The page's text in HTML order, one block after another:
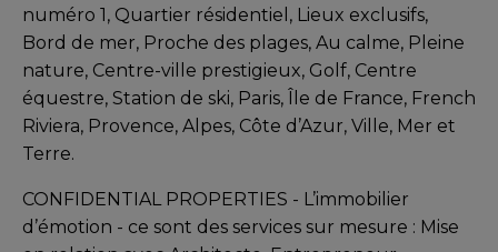
numéro 1, Quartier résidentiel, Lieux exclusifs,
Bord de mer, Proche des plages, Au calme, Pleine
nature, Centre-ville prestigieux, Golf, Centre
équestre, Station de ski, Paris, Île de France, French
Riviera, Provence, Alpes, Côte d’Azur, Ville, Mer et
Terre.
CONFIDENTIAL PROPERTIES - L’immobilier
d’émotion - ce sont des services sur mesure : Mise